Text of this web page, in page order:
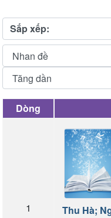
Sắp xếp:
Dòng
1
Thu Hà;